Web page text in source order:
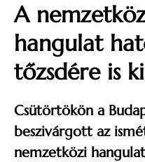
A
hangulat
tőzsdére is
Csütörtökön a
beszivárgott az
nemzetközi